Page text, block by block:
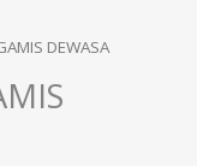
DEWASA